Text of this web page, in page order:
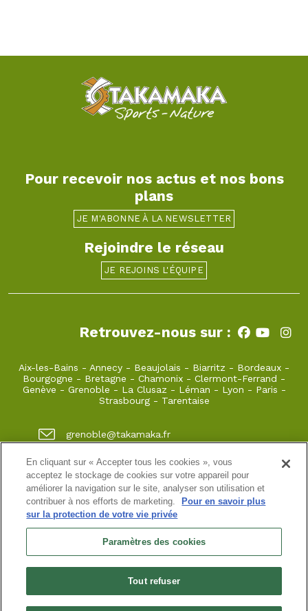
Pour recevoir nos actus et nos bons
plans
JE M'ABONNE À LA NEWSLETTER
Rejoindre le réseau
JE REJOINS L'ÉQUIPE
Retrouvez-nous sur :
Aix-les-Bains - Annecy - Beaujolais - Biarritz - Bordeaux -
Bourgogne - Bretagne - Chamonix - Clermont-Ferrand -
Genève - Grenoble - La Clusaz - Léman - Lyon - Paris -
Strasbourg- Tarentaise
grenoble@takamaka.fr
04 80 42 00 70
1 quai de créqui 38000 GRENOBLE
Site classique-Mon compte-Informations pratiques-
Conditions générales de vente
Newsletter
légales-Données personnelles
N° de SIRET : 925 251 613 immatriculée au RCS de Grenoble
N° de TVA intracommunautaire : FR38 925 251 613
Habilitation n° HA.074.96.0039 | Agrément N° ET730501093 | RC
En cliquant sur « Accepter tous les cookies », vous
acceptez le stockage de cookies sur votre appareil pour
améliorer la navigation sur le site, analyser son utilisation et
contribuer à nos efforts de marketing.
Pour en savoir plus
sur la protection de votre vie privée
Paramètres des cookies
Tout refuser